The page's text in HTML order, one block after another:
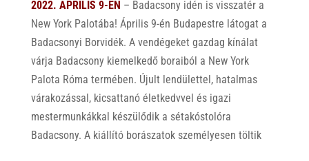
2022. ÁPRILIS 9-ÉN – Badacsony idén is visszatér a
New York Palotába! Április 9-én Budapestre látogat a
Badacsonyi Borvidék. A vendégeket gazdag kínálat
várja Badacsony kiemelkedő boraiból a New York
Palota Róma termében. Újult lendülettel, hatalmas
várakozással, kicsattanó életkedvvel és igazi
mestermunkákkal készülődik a sétakóstolóra
Badacsony. A kiállító borászatok személyesen töltik